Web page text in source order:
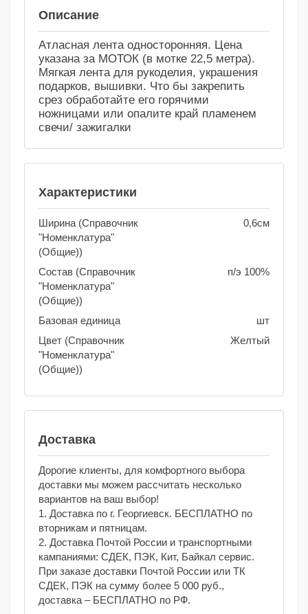
Описание
Атласная лента односторонняя. Цена
указана за МОТОК (в мотке 22,5 метра).
Мягкая лента для рукоделия, украшения
подарков, вышивки. Что бы закрепить
срез обработайте его горячими
ножницами или опалите край пламенем
свечи/ зажигалки
Характеристики
Ширина (Справочник
"Номенклатура"
(Общие))
0,6см
Состав (Справочник
"Номенклатура"
(Общие))
п/э 100%
Базовая единица
шт
Цвет (Справочник
"Номенклатура"
(Общие))
Желтый
Доставка
Дорогие клиенты, для комфортного выбора
доставки мы можем рассчитать несколько
вариантов на ваш выбор!
1. Доставка по г. Георгиевск. БЕСПЛАТНО по
вторникам и пятницам.
2. Доставка Почтой России и транспортными
кампаниями: СДЕК, ПЭК, Кит, Байкал сервис.
При заказе доставки Почтой России или ТК
СДЕК, ПЭК на сумму более 5 000 руб.,
доставка – БЕСПЛАТНО по РФ.